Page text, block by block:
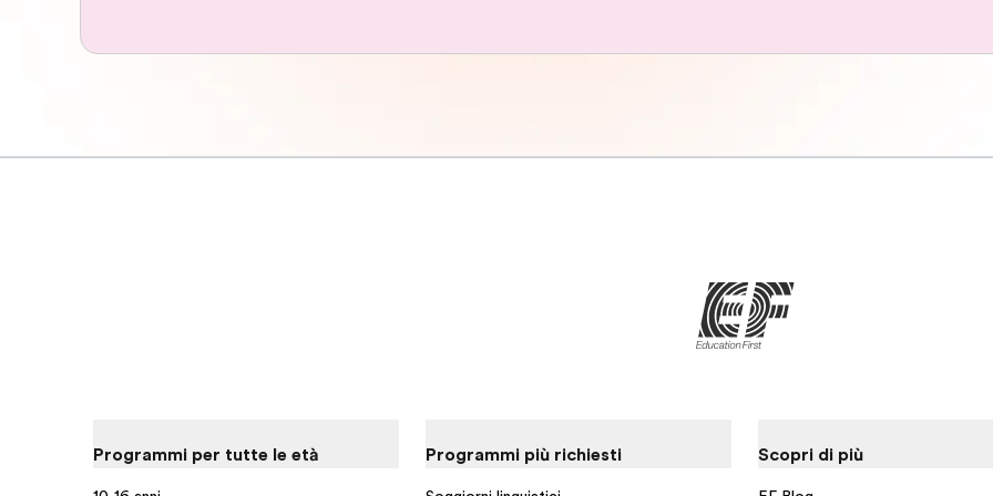
Programmi per tutte le età Programmi più richiesti Scopri di più